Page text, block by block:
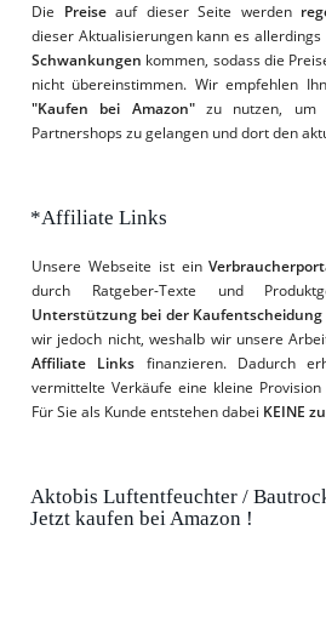
Die Preiseauf dieser Seite werden
dieser Aktualisierungen kann es
Schwankungen kommen, sodass die
nicht übereinstimmen. Wir empfehlen
"Kaufen bei Amazon"zu nutzen, um
Partnershops zu gelangen und dort den
*Affiliate Links
Unsere Webseite ist ein
durch Ratgeber-Texte und
Unterstützung bei der Kaufentscheidung
wir jedoch nicht, weshalb wir unsere
Affiliate Links finanzieren. Dadurch
vermittelte Verkäufe eine kleine
Für Sie als Kunde entstehen dabei KEINE
Aktobis Luftentfeuchter /
Jetzt kaufen bei Amazon !